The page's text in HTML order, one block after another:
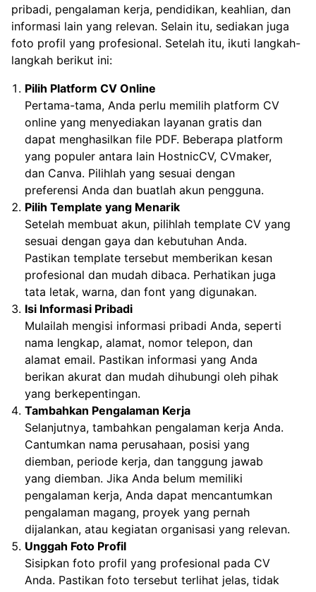
pribadi, pengalaman kerja, pendidikan, keahlian, dan
informasi lain yang relevan. Selain itu, sediakan juga
foto profil yang profesional. Setelah itu, ikuti langkah-
langkah berikut ini:
Pilih Platform CV Online
Pertama-tama, Anda perlu memilih platform CV
online yang menyediakan layanan gratis dan
dapat menghasilkan file PDF. Beberapa platform
yang populer antara lain HostnicCV, CVmaker,
dan Canva. Pilihlah yang sesuai dengan
preferensi Anda dan buatlah akun pengguna.
Pilih Template yang Menarik
Setelah membuat akun, pilihlah template CV yang
sesuai dengan gaya dan kebutuhan Anda.
Pastikan template tersebut memberikan kesan
profesional dan mudah dibaca. Perhatikan juga
tata letak, warna, dan font yang digunakan.
Isi Informasi Pribadi
Mulailah mengisi informasi pribadi Anda, seperti
nama lengkap, alamat, nomor telepon, dan
alamat email. Pastikan informasi yang Anda
berikan akurat dan mudah dihubungi oleh pihak
yang berkepentingan.
Tambahkan Pengalaman Kerja
Selanjutnya, tambahkan pengalaman kerja Anda.
Cantumkan nama perusahaan, posisi yang
diemban, periode kerja, dan tanggung jawab
yang diemban. Jika Anda belum memiliki
pengalaman kerja, Anda dapat mencantumkan
pengalaman magang, proyek yang pernah
dijalankan, atau kegiatan organisasi yang relevan.
Unggah Foto Profil
Sisipkan foto profil yang profesional pada CV
Anda. Pastikan foto tersebut terlihat jelas, tidak